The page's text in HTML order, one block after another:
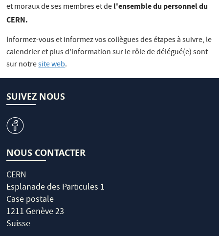
et moraux de ses membres et del'ensembledu personnel du
CERN.
Informez-vous et informez vos collègues des étapes à suivre, le
calendrier et plus d’information sur le rôle de délégué(e) sont
sur notresite web.
SUIVEZ NOUS
v
NOUS CONTACTER
CERN
Esplanade des Particules 1
Case postale
1211 Genève 23
Suisse